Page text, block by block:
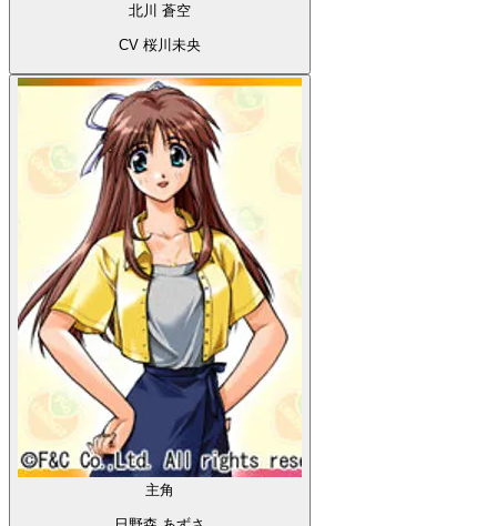
北川 蒼空
CV 桜川未央
主角